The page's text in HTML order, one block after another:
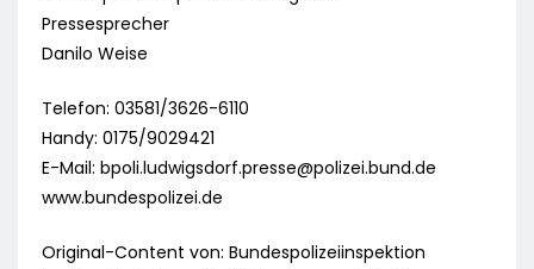
Pressesprecher
Danilo Weise
Telefon: 03581/3626-6110
Handy: 0175/9029421
E-Mail: bpoli.ludwigsdorf.presse@polizei.bund.de
www.bundespolizei.de
Original-Content von: Bundespolizeiinspektion